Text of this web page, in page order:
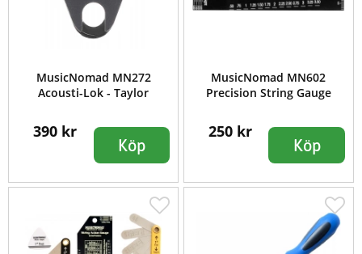
MusicNomad MN272
Acousti-Lok - Taylor
390 kr
Köp
MusicNomad MN602
Precision String Gauge
250 kr
Köp